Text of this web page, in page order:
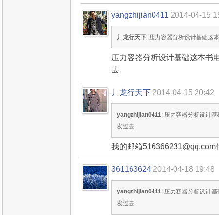
yangzhijian0411 2014-04-15
丿龙行天下: 压力容器分析设计基础这
压力容器分析设计基础这本书
去
丿龙行天下 2014-04-15 20:42
yangzhijian0411: 压力容器分析设计
发过去
我的邮箱
361163624 2014-04-18 19:48
yangzhijian0411: 压力容器分析设计
发过去